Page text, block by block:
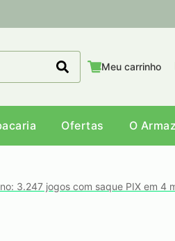
Meu carrinho
Ofertas O
3.247 jogos com saque PIX em 4